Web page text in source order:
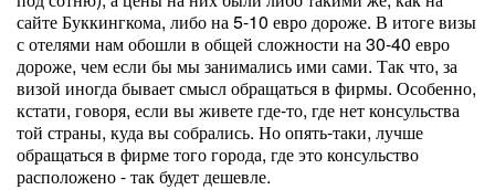
сайте Буккингкома, либо на 5-10 евро дороже. В итоге визы
с отелями нам обошли в общей сложности на 30-40 евро
дороже, чем если бы мы занимались ими сами. Так что, за
визой иногда бывает смысл обращаться в фирмы. Особенно,
кстати, говоря, если вы живете где-то, где нет консульства
той страны, куда вы собрались. Но опять-таки, лучше
обращаться в фирме того города, где это консульство
расположено - так будет дешевле.